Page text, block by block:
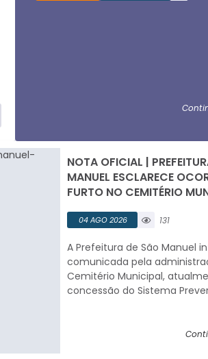
NOTA OFICIAL |
MANUEL ESCLARECE
FURTO NO CEMITÉRIO
04 AGO 2026
131
ões
A Prefeitura de São Manuel
comunicada pela
Cemitério Municipal,
concessão do Sistema
dependências do cemitério
De acordo com as